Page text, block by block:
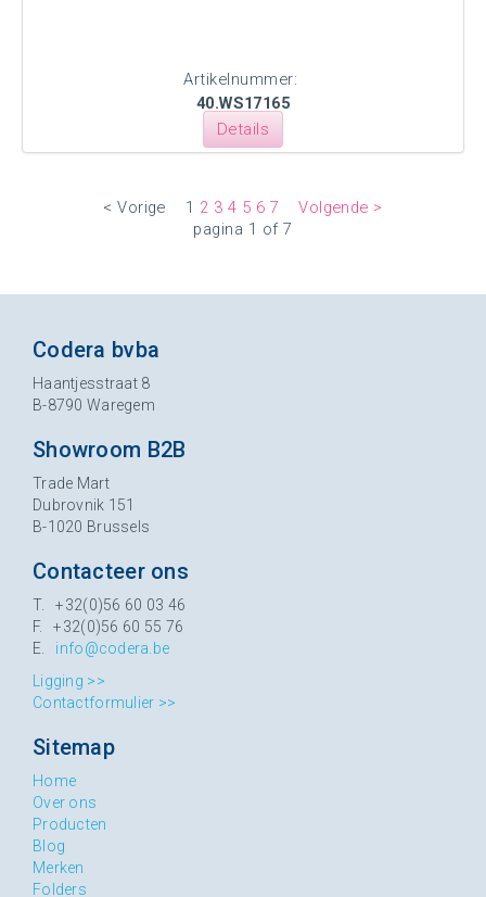
Artikelnummer:
40.WS17165
Details
< Vorige 1 2 3 4 5 6 7
Volgende >
pagina 1 of 7
Codera bvba
Haantjesstraat 8
B-8790 Waregem
Showroom B2B
Trade Mart
Dubrovnik 151
B-1020 Brussels
Contacteer ons
T. +32(0)56 60 03 46
F. +32(0)56 60 55 76
E. info@codera.be
Ligging >>
Contactformulier >>
Sitemap
Home
Over ons
Producten
Blog
Merken
Folders